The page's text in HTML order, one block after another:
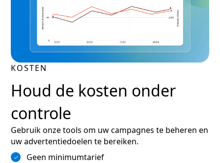
KOSTEN
Houd de kosten onder
controle
Gebruik onze tools om uw campagnes te beheren en
uw advertentiedoelen te bereiken.
Geen minimumtarief